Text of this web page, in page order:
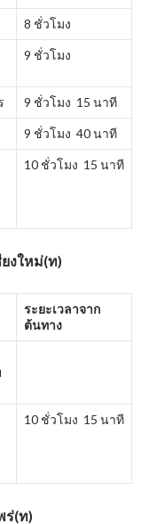
8 ชั่วโมง
9 ชั่วโมง
9 ชั่วโมง 15 นาที
9 ชั่วโมง 40 นาที
10 ชั่วโมง 15 นาที
งใหม่(ท)
ระยะเวลาจาก
ต้นทาง
10 ชั่วโมง 15 นาที
ร่(ท)